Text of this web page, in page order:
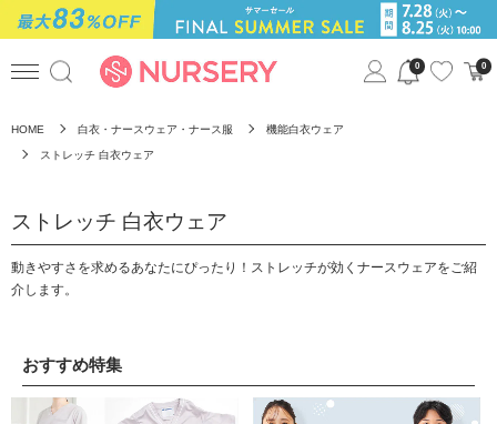
0 0
HOME 白衣・ナースウェア・ナース服 機能白衣ウェア
ストレッチ 白衣ウェア
ストレッチ 白衣ウェア
動きやすさを求めるあなたにぴったり！ストレッチが効くナースウェアをご紹
介します。
おすすめ特集